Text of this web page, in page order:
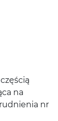
na
nr